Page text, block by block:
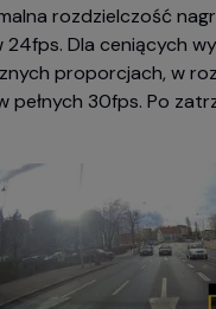
rozdzielczość
Dla ceniących
proporcjach, w
pełnych 30fps. Po